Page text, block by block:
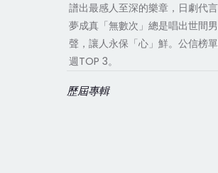
譜出最感人至深的樂章，日劇代
夢成真「無數次」總是唱出世間
聲，讓人永保「心」鮮。公信榜
週TOP 3。
歷屆專輯